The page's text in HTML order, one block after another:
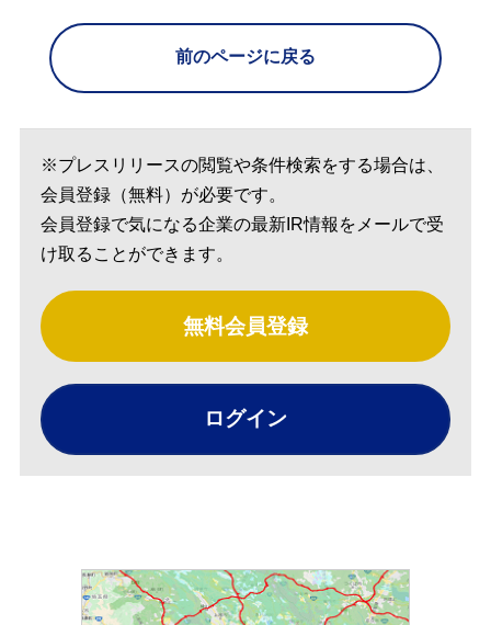
前のページに戻る
※プレスリリースの閲覧や条件検索をする場合は、
会員登録（無料）が必要です。
会員登録で気になる企業の最新IR情報をメールで受
け取ることができます。
無料会員登録
ログイン